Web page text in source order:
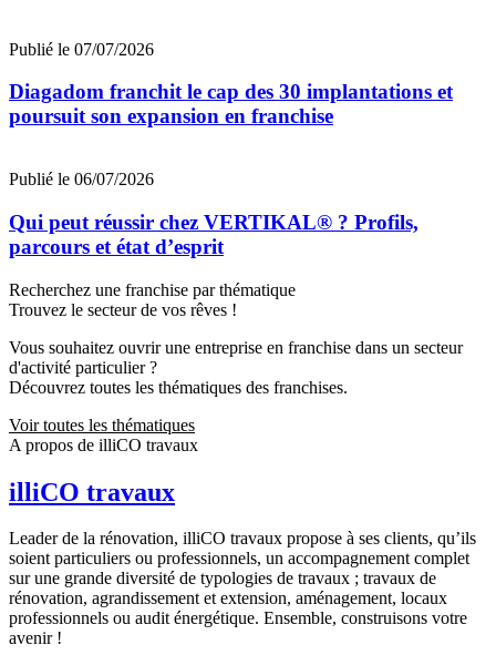
Publié le 07/07/2026
Diagadom franchit le cap des 30 implantations et
poursuit son expansion en franchise
Publié le 06/07/2026
Qui peut réussir chez VERTIKAL® ? Profils,
parcours et état d’esprit
Recherchez une franchise par thématique
Trouvez le secteur de vos rêves !
Vous souhaitez ouvrir une entreprise en franchise dans un secteur
d'activité particulier ?
Découvrez toutes les thématiques des franchises.
Voir toutes les thématiques
A propos de illiCO travaux
illiCO travaux
Leader de la rénovation, illiCO travaux propose à ses clients, qu’ils
soient particuliers ou professionnels, un accompagnement complet
sur une grande diversité de typologies de travaux ; travaux de
rénovation, agrandissement et extension, aménagement, locaux
professionnels ou audit énergétique. Ensemble, construisons votre
avenir !